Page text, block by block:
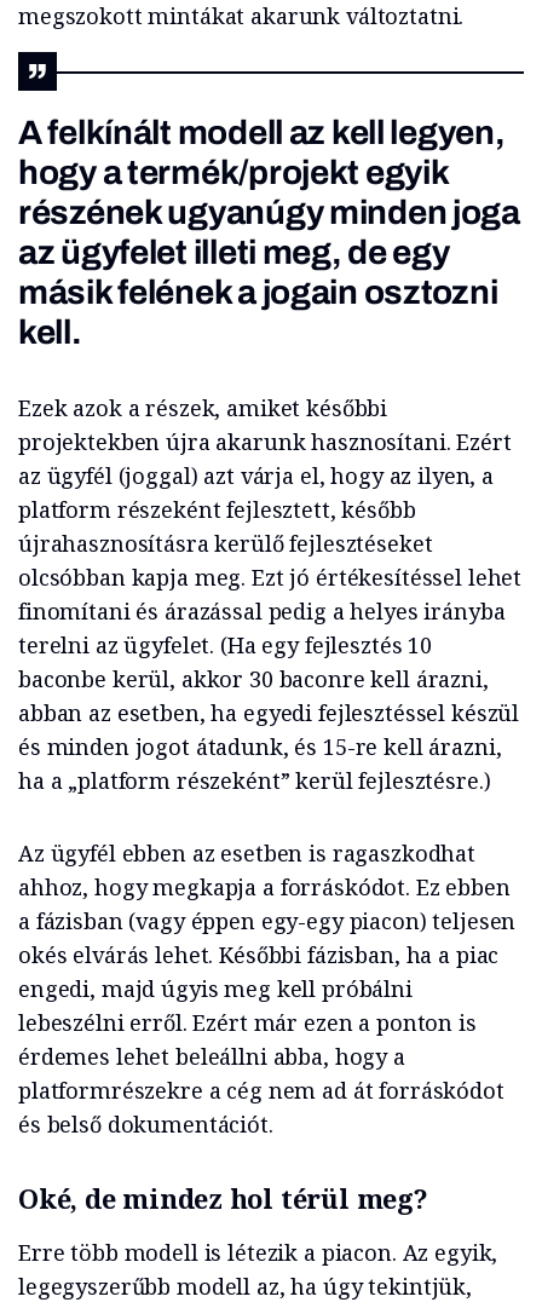
megszokott mintákat akarunk változtatni.
A felkínált modell az kell legyen,
hogy a termék/projekt egyik
részének ugyanúgy minden joga
az ügyfelet illeti meg, de egy
másik felének a jogain osztozni
kell.
Ezek azok a részek, amiket későbbi
projektekben újra akarunk hasznosítani. Ezért
az ügyfél (joggal) azt várja el, hogy az ilyen, a
platform részeként fejlesztett, később
újrahasznosításra kerülő fejlesztéseket
olcsóbban kapja meg. Ezt jó értékesítéssel lehet
finomítani és árazással pedig a helyes irányba
terelni az ügyfelet. (Ha egy fejlesztés 10
baconbe kerül, akkor 30 baconre kell árazni,
abban az esetben, ha egyedi fejlesztéssel készül
és minden jogot átadunk, és 15-re kell árazni,
ha a „platform részeként” kerül fejlesztésre.)
Az ügyfél ebben az esetben is ragaszkodhat
ahhoz, hogy megkapja a forráskódot. Ez ebben
a fázisban (vagy éppen egy-egy piacon) teljesen
okés elvárás lehet. Későbbi fázisban, ha a piac
engedi, majd úgyis meg kell próbálni
lebeszélni erről. Ezért már ezen a ponton is
érdemes lehet beleállni abba, hogy a
platformrészekre a cég nem ad át forráskódot
és belső dokumentációt.
Oké, de mindez hol térül meg?
Erre több modell is létezik a piacon. Az egyik,
legegyszerűbb modell az, ha úgy tekintjük,